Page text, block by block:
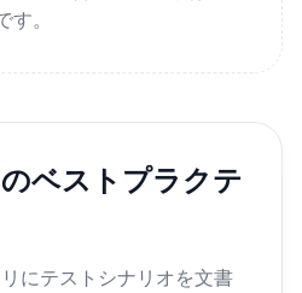
。
ベストプラクテ
にテストシナリオを文書